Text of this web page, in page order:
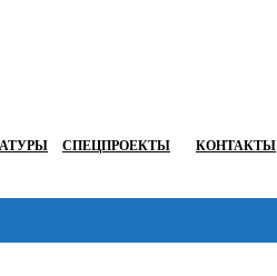
СПЕЦПРОЕКТЫ КОНТАКТЫ